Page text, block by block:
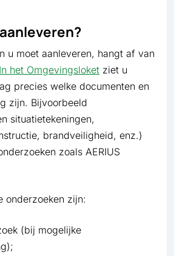
u moet aanleveren, hangt af van
In het Omgevingsloket ziet u
precies welke documenten en
zijn. Bijvoorbeeld
situatietekeningen,
brandveiligheid, enz.)
zoals AERIUS
onderzoeken zijn:
(bij mogelijke